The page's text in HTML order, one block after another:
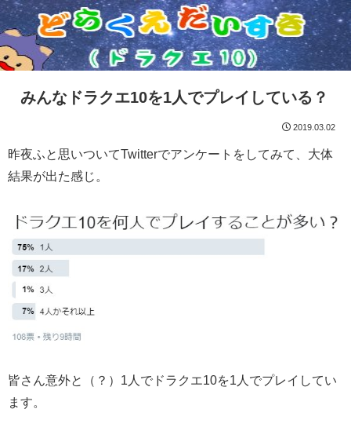
みんなドラクエ10を1人でプレイしている？
2019.03.02
昨夜ふと思いついてTwitterでアンケートをしてみて、大体
結果が出た感じ。
皆さん意外と（？）1人でドラクエ10を1人でプレイしてい
ます。